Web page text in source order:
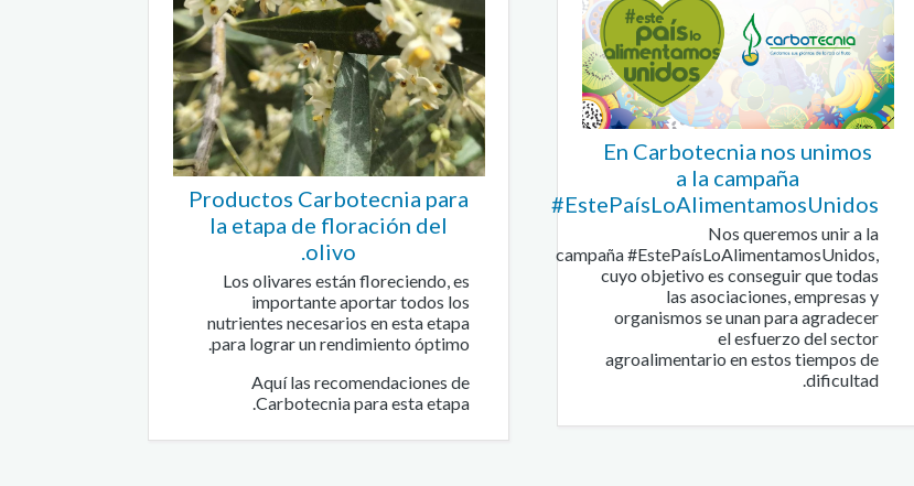
Productos Carbotecnia para
la etapa de floración del
olivo.
Los olivares están floreciendo, es
importante aportar todos los
nutrientes necesarios en esta etapa
para lograr un rendimiento óptimo.
Aquí las recomendaciones de
Carbotecnia para esta etapa.
En Carbotecnia nos unimos
a la campaña
#EstePaísLoAlimentamosUnidos
Nos queremos unir a la
campaña #EstePaísLoAlimentamosUnidos,
cuyo objetivo es conseguir que todas
las asociaciones, empresas y
organismos se unan para agradecer
el esfuerzo del sector
agroalimentario en estos tiempos de
dificultad.